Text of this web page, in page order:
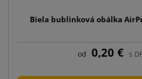
Biela bublinková obálka
od 0,20 € s